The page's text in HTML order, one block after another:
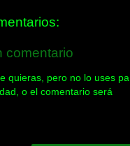
comentario
quieras, pero no lo uses
o el comentario será